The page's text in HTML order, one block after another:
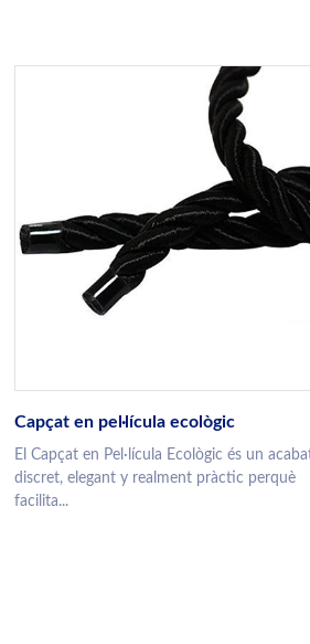
Capçat en pel·lícula ecològic
El Capçat en Pel·lícula Ecològic és un
discret, elegant y realment pràctic perquè
facilita...